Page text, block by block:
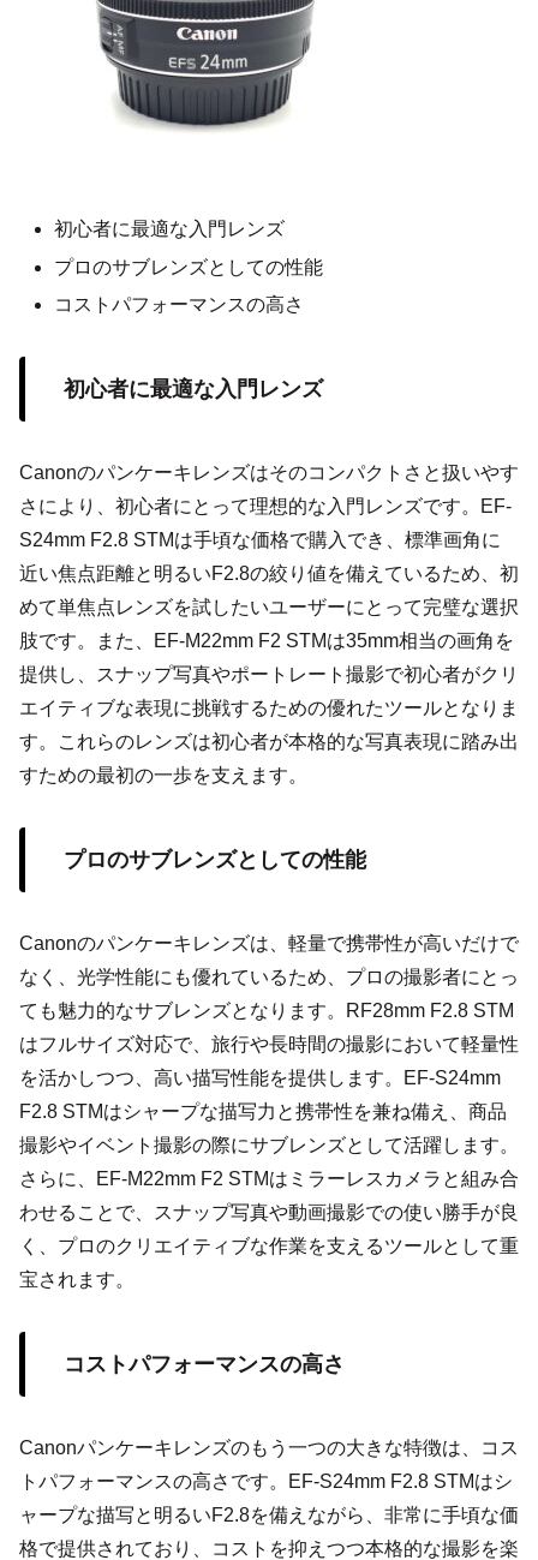
初心者に最適な入門レンズ
プロのサブレンズとしての性能
コストパフォーマンスの高さ
初心者に最適な入門レンズ
Canonのパンケーキレンズはそのコンパクトさと扱いやす
さにより、初心者にとって理想的な入門レンズです。EF-
S24mm F2.8 STMは手頃な価格で購入でき、標準画角に
近い焦点距離と明るいF2.8の絞り値を備えているため、初
めて単焦点レンズを試したいユーザーにとって完璧な選択
肢です。また、EF-M22mm F2 STMは35mm相当の画角を
提供し、スナップ写真やポートレート撮影で初心者がクリ
エイティブな表現に挑戦するための優れたツールとなりま
す。これらのレンズは初心者が本格的な写真表現に踏み出
すための最初の一歩を支えます。
プロのサブレンズとしての性能
Canonのパンケーキレンズは、軽量で携帯性が高いだけで
なく、光学性能にも優れているため、プロの撮影者にとっ
ても魅力的なサブレンズとなります。RF28mm F2.8 STM
はフルサイズ対応で、旅行や長時間の撮影において軽量性
を活かしつつ、高い描写性能を提供します。EF-S24mm
F2.8 STMはシャープな描写力と携帯性を兼ね備え、商品
撮影やイベント撮影の際にサブレンズとして活躍します。
さらに、EF-M22mm F2 STMはミラーレスカメラと組み合
わせることで、スナップ写真や動画撮影での使い勝手が良
く、プロのクリエイティブな作業を支えるツールとして重
宝されます。
コストパフォーマンスの高さ
Canonパンケーキレンズのもう一つの大きな特徴は、コス
トパフォーマンスの高さです。EF-S24mm F2.8 STMはシ
ャープな描写と明るいF2.8を備えながら、非常に手頃な価
格で提供されており、コストを抑えつつ本格的な撮影を楽